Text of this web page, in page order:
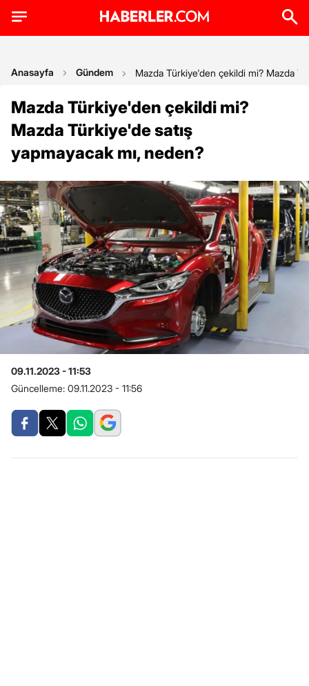
Anasayfa Gündem Mazda Türkiye'den çekildi mi? Mazda
Mazda Türkiye'den çekildi mi?
Mazda Türkiye'de satış
yapmayacak mı, neden?
09.11.2023 - 11:53
Güncelleme: 09.11.2023 - 11:56